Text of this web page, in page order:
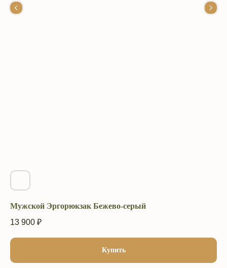
Мужской Эргорюкзак Бежево-серый
13 900 ₽
Купить